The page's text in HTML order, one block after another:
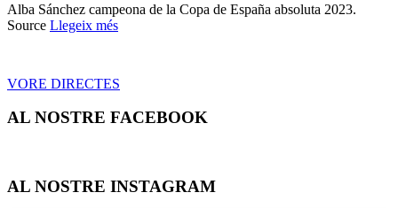
Alba Sánchez campeona de la Copa de España absoluta 2023.
Source Llegeix més
VORE DIRECTES
AL NOSTRE FACEBOOK
AL NOSTRE INSTAGRAM